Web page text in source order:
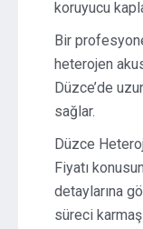
koruyucu
Bir
heterojen
Düzce’de
sağlar.
Düzce
Fiyatı
detaylarına
süreci